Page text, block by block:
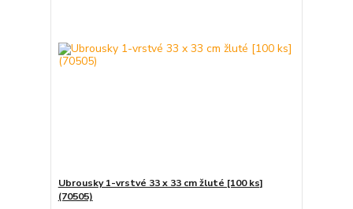
Ubrousky 1-vrstvé 33 x 33 cm žluté [100 ks]
(70505)